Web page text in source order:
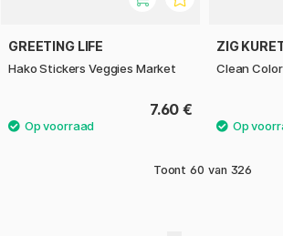
GREETING LIFE
Hako Stickers Veggies Market
7.60 €
ZIG
Clean
Toont 60 van 326